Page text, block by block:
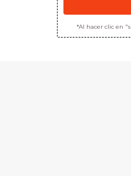
*Al hacer clic en